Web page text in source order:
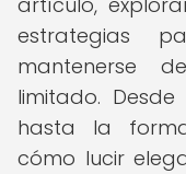
estrategias
mantenerse
limitado.
hasta la
cómo lucir